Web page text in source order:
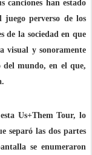
canciones han estado
juego perverso de los
de la sociedad en que
visual y sonoramente
del mundo, en el que,
Us+Them Tour, lo
separó las dos partes
se enumeraron